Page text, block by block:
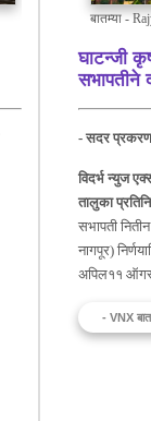
बातम्या -
घाटन्जी
सभापतीने
- सदर
विदर्भ न्युज
तालुका
सभापती
नागपूर)
अपिल११
- VNX